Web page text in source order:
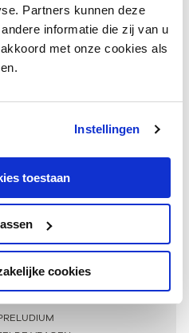
Partners kunnen deze
informatie die zij van u
met onze cookies als
Instellingen
toestaan
cookies